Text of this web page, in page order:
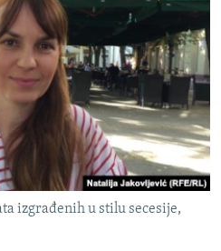
izgrađenih u stilu secesije,